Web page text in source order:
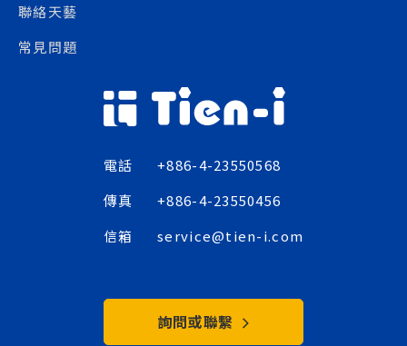
聯絡天藝
常見問題
電話
+886-4-23550568
傳真
+886-4-23550456
信箱
service@tien-i.com
詢問或聯繫